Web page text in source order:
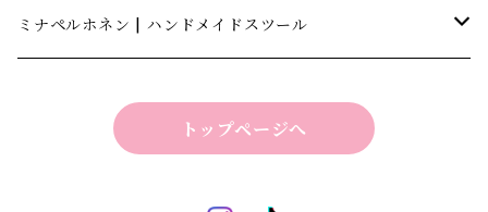
キャナテック | CannaTech
ミナペルホネン | ハンドメイドスツール
折り畳みスツール
トップページへ